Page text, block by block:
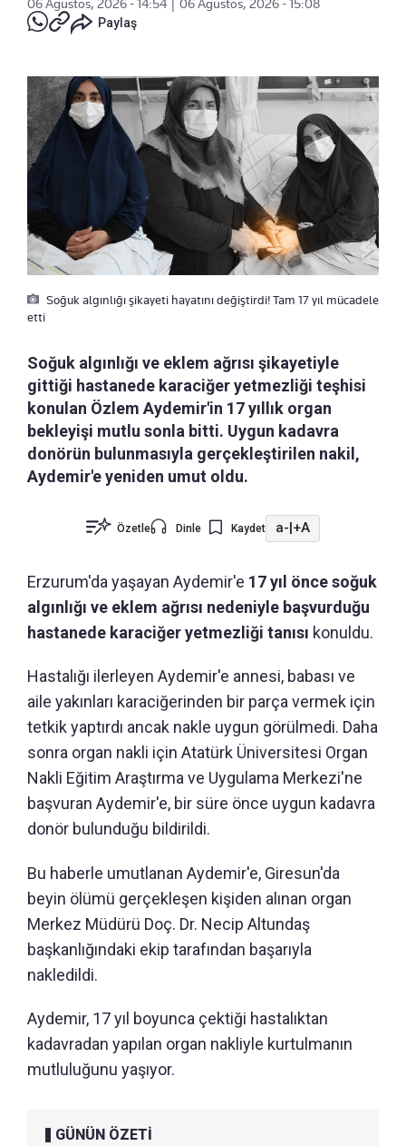
06 Ağustos, 2026 - 14:54
06 Ağustos, 2026 - 15:08
Paylaş
Soğuk algınlığı şikayeti hayatını değiştirdi! Tam 17 yıl mücadele
etti
Soğuk algınlığı ve eklem ağrısı şikayetiyle
gittiği hastanede karaciğer yetmezliği teşhisi
konulan Özlem Aydemir'in 17 yıllık organ
bekleyişi mutlu sonla bitti. Uygun kadavra
donörün bulunmasıyla gerçekleştirilen nakil,
Aydemir'e yeniden umut oldu.
Özetle Dinle Kaydet a-|+A
Erzurum'da yaşayan Aydemir'e 17 yıl önce soğuk
algınlığı ve eklem ağrısı nedeniyle başvurduğu
hastanede karaciğer yetmezliği tanısı konuldu.
Hastalığı ilerleyen Aydemir'e annesi, babası ve
aile yakınları karaciğerinden bir parça vermek için
tetkik yaptırdı ancak nakle uygun görülmedi. Daha
sonra organ nakli için Atatürk Üniversitesi Organ
Nakli Eğitim Araştırma ve Uygulama Merkezi'ne
başvuran Aydemir'e, bir süre önce uygun kadavra
donör bulunduğu bildirildi.
Bu haberle umutlanan Aydemir'e, Giresun'da
beyin ölümü gerçekleşen kişiden alınan organ
Merkez Müdürü Doç. Dr. Necip Altundaş
başkanlığındaki ekip tarafından başarıyla
nakledildi.
Aydemir, 17 yıl boyunca çektiği hastalıktan
kadavradan yapılan organ nakliyle kurtulmanın
mutluluğunu yaşıyor.
GÜNÜN ÖZETİ